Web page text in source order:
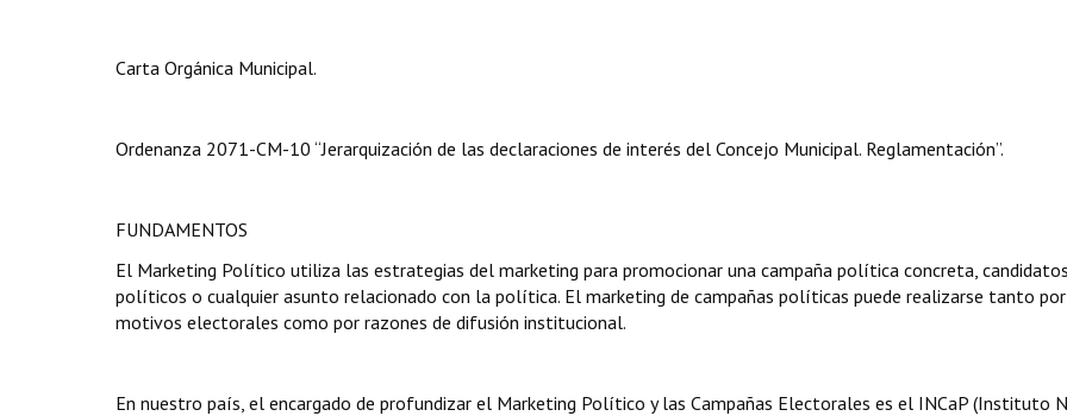
Carta Orgánica Municipal.
Ordenanza 2071-CM-10 “Jerarquización de las declaraciones de interés del Concejo Municipal. Reglamentación”.
FUNDAMENTOS
El Marketing Político utiliza las estrategias del marketing para promocionar una campaña política concreta, candidatos
políticos o cualquier asunto relacionado con la política. El marketing de campañas políticas puede realizarse tanto por
motivos electorales como por razones de difusión institucional.
En nuestro país, el encargado de profundizar el Marketing Político y las Campañas Electorales es el INCaP (Instituto